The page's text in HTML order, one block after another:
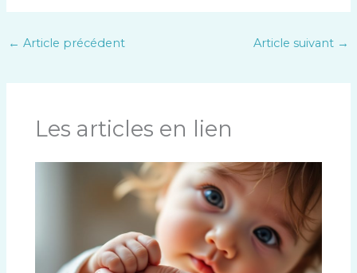
← Article précédent Article suivant →
Les articles en lien